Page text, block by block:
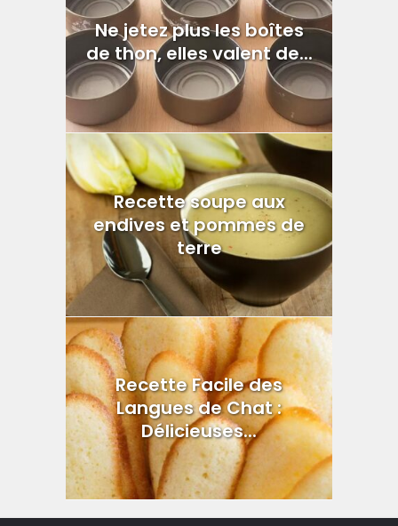
Ne jetez plus les boîtes
de thon, elles valent de...
Recette soupe aux
endives et pommes de
terre
Recette Facile des
Langues de Chat :
Délicieuses...